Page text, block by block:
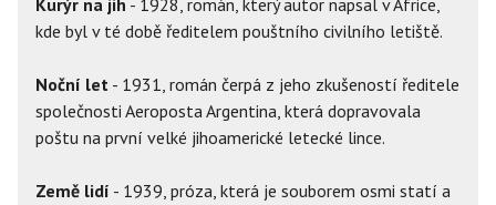
Kurýr na jih - 1928, román, který autor napsal v Africe,
kde byl v té době ředitelem pouštního civilního letiště.
Noční let - 1931, román čerpá z jeho zkušeností ředitele
společnosti Aeroposta Argentina, která dopravovala
poštu na první velké jihoamerické letecké lince.
Země lidí - 1939, próza, která je souborem osmi statí a